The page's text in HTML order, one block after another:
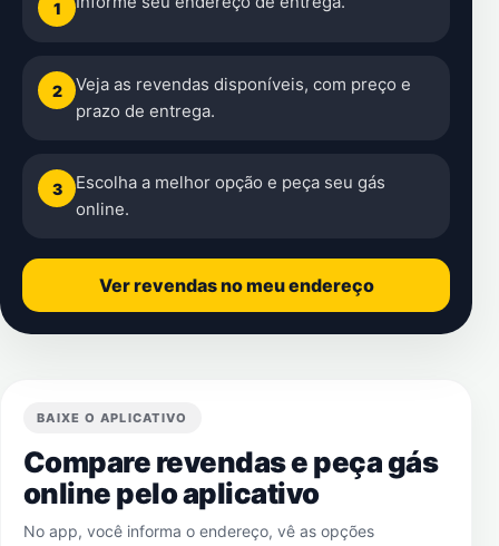
1
2
Veja as revendas disponíveis, com preço e
prazo de entrega.
3
Escolha a melhor opção e peça seu gás
online.
Ver revendas no meu endereço
BAIXE O APLICATIVO
Compare revendas e peça gás
online pelo aplicativo
No app, você informa o endereço, vê as opções